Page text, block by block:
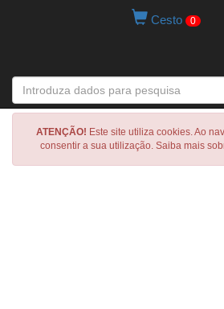
Cesto 0
ATENÇÃO! Este site utiliza cookies. Ao
consentir a sua utilização. Saiba mais